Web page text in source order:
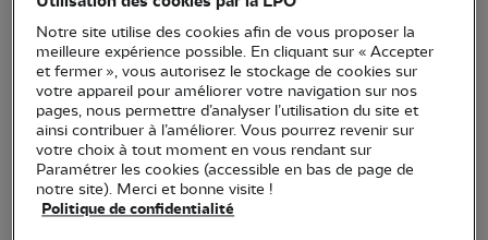
Dans le cadre des Journées Européennes du
patrimoine, mettons le patrimoine naturel à
l'honneur !
Notre site utilise des cookies afin de vous proposer la
meilleure expérience possible. En cliquant sur « Accepter
et fermer », vous autorisez le stockage de cookies sur
votre appareil pour améliorer votre navigation sur nos
pages, nous permettre d’analyser l’utilisation du site et
ainsi contribuer à l’améliorer. Vous pourrez revenir sur
votre choix à tout moment en vous rendant sur
Paramétrer les cookies (accessible en bas de page de
notre site). Merci et bonne visite !
Politique de confidentialité